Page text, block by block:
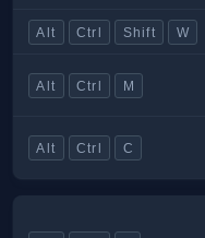
Alt Ctrl Shift W
Alt Ctrl M
Alt Ctrl C